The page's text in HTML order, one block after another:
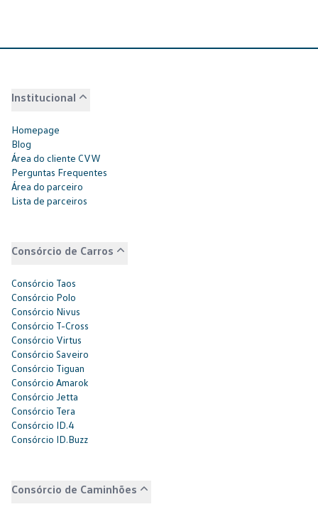
Institucional
Homepage
Blog
Área do cliente CVW
Perguntas Frequentes
Área do parceiro
Lista de parceiros
Consórcio de Carros
Consórcio Taos
Consórcio Polo
Consórcio Nivus
Consórcio T-Cross
Consórcio Virtus
Consórcio Saveiro
Consórcio Tiguan
Consórcio Amarok
Consórcio Jetta
Consórcio Tera
Consórcio ID.4
Consórcio ID.Buzz
Consórcio de Caminhões